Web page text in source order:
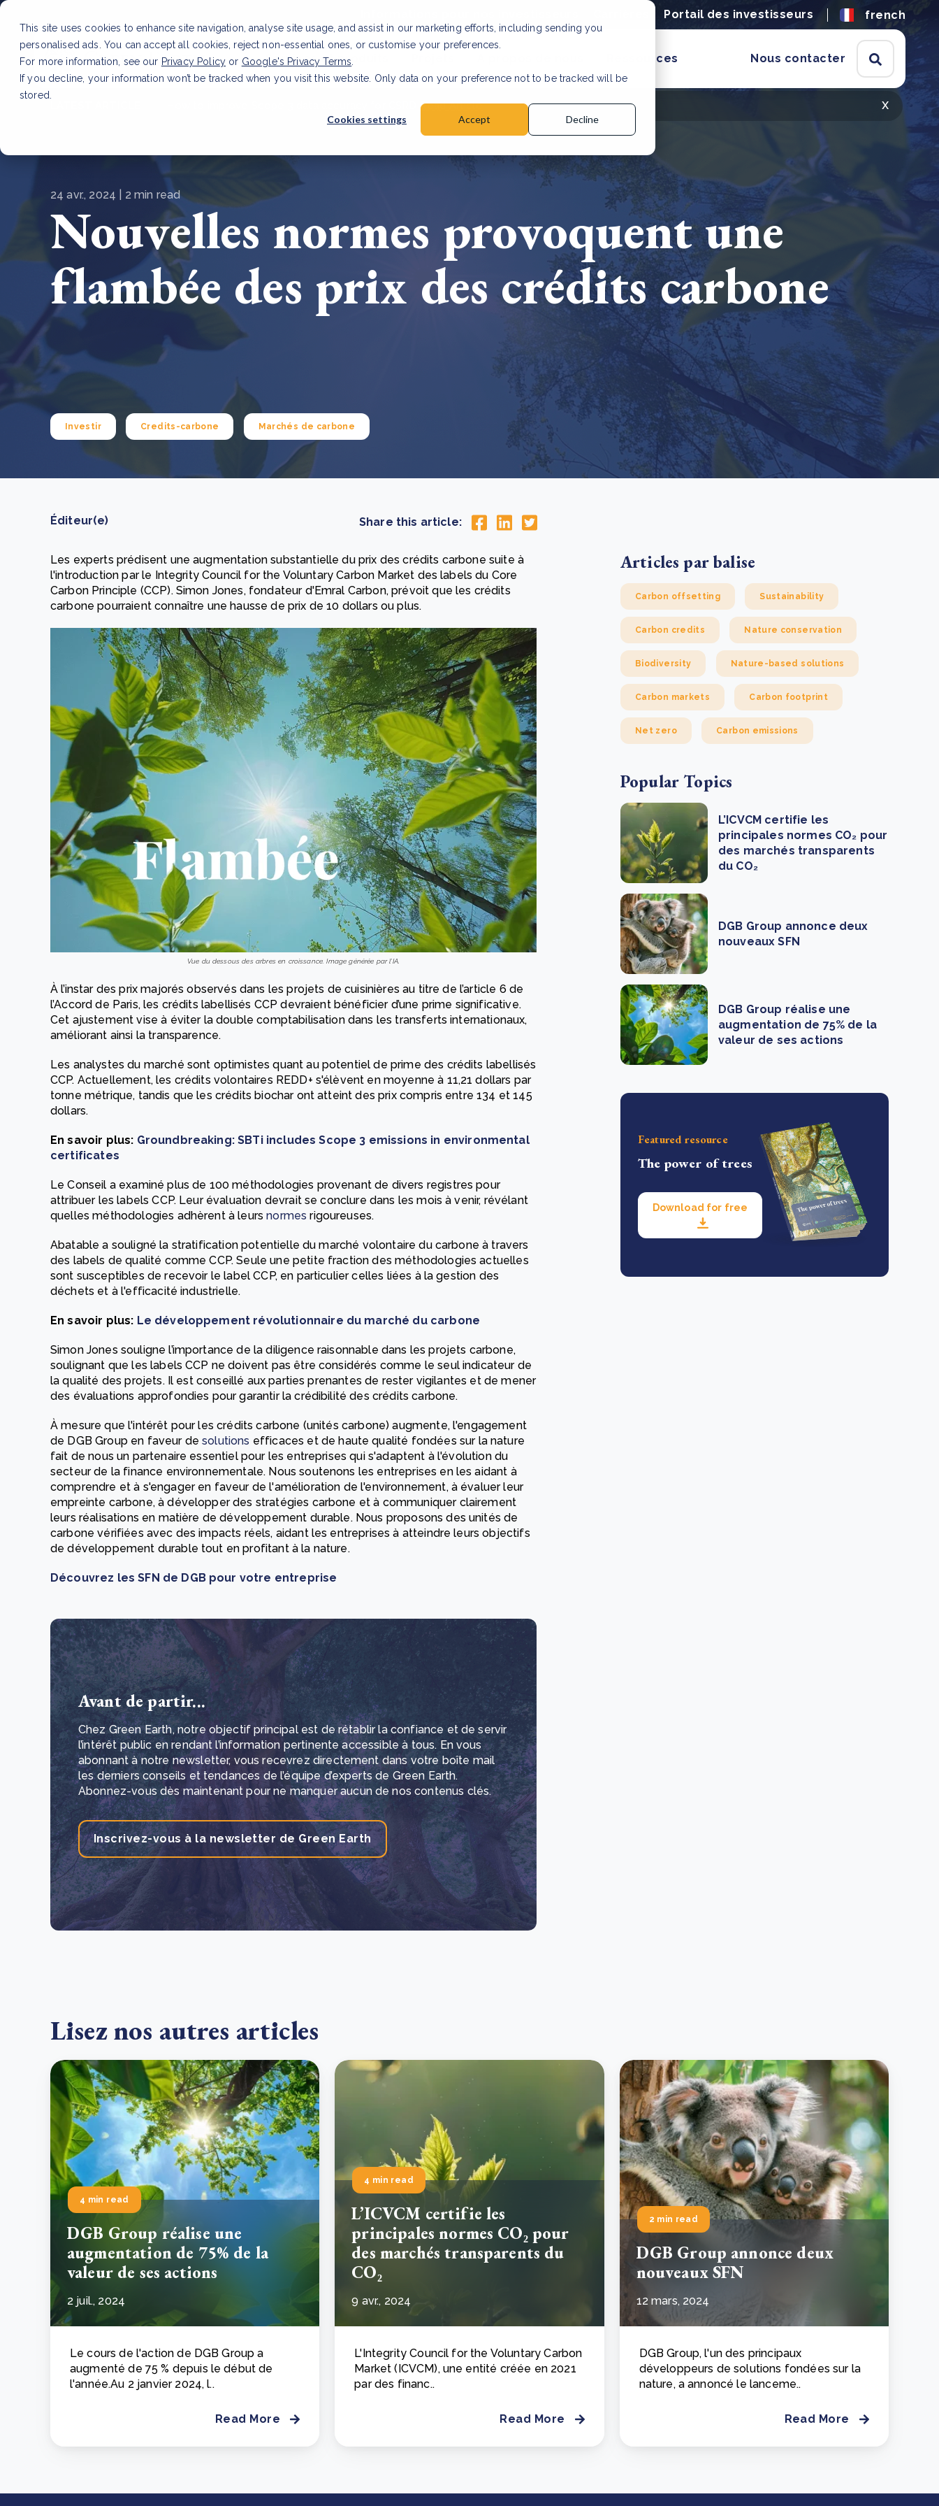
This site uses cookies to enhance site navigation, analyse site usage, and assist in our marketing efforts, including sending you
personalised ads. You can accept all cookies, reject non-essential ones, or customise your preferences.
For more information, see our Privacy Policy or Google's Privacy Terms
If you decline, your information won’t be tracked when you visit this website. Only data on your preference not to be tracked will be
stored.
Cookies settings Accept Decline
Portail des investisseurs french
Services et produits Ressources Nous contacter
How to improve Scope 3 data accuracy for CSRD
En savoir plus
The new SBTi Corporate Net-Zero Standard: what it
means for business
En savoir plus
x
Read Article
24 avr., 2024 | 2 min read
Nouvelles normes provoquent une
flambée des prix des crédits carbone
Investir Credits-carbone Marchés de carbone
Éditeur(e) Share this article:
Les experts prédisent une augmentation substantielle du prix des crédits carbone suite à
l'introduction par le Integrity Council for the Voluntary Carbon Market des labels du Core
Carbon Principle (CCP). Simon Jones, fondateur d'Emral Carbon, prévoit que les crédits
carbone pourraient connaître une hausse de prix de 10 dollars ou plus.
Vue du dessous des arbres en croissance. Image générée par l'IA.
À l’instar des prix majorés observés dans les projets de cuisinières au titre de l’article 6 de
l’Accord de Paris, les crédits labellisés CCP devraient bénéficier d’une prime significative.
Cet ajustement vise à éviter la double comptabilisation dans les transferts internationaux,
améliorant ainsi la transparence.
Les analystes du marché sont optimistes quant au potentiel de prime des crédits labellisés
CCP. Actuellement, les crédits volontaires REDD+ s'élèvent en moyenne à 11,21 dollars par
tonne métrique, tandis que les crédits biochar ont atteint des prix compris entre 134 et 145
dollars.
En savoir plus: Groundbreaking: SBTi includes Scope 3 emissions in environmental
certificates
Le Conseil a examiné plus de 100 méthodologies provenant de divers registres pour
attribuer les labels CCP. Leur évaluation devrait se conclure dans les mois à venir, révélant
quelles méthodologies adhèrent à leursnormes rigoureuses.
Abatable a souligné la stratification potentielle du marché volontaire du carbone à travers
des labels de qualité comme CCP. Seule une petite fraction des méthodologies actuelles
sont susceptibles de recevoir le label CCP, en particulier celles liées à la gestion des
déchets et à l'efficacité industrielle.
En savoir plus: Le développement révolutionnaire du marché du carbone
Simon Jones souligne l’importance de la diligence raisonnable dans les projets carbone,
soulignant que les labels CCP ne doivent pas être considérés comme le seul indicateur de
la qualité des projets. Il est conseillé aux parties prenantes de rester vigilantes et de mener
des évaluations approfondies pour garantir la crédibilité des crédits carbone.
À mesure que l'intérêt pour les crédits carbone (unités carbone) augmente, l'engagement
de DGB Group en faveur desolutions efficaces et de haute qualité fondées sur la nature
fait de nous un partenaire essentiel pour les entreprises qui s'adaptent à l'évolution du
secteur de la finance environnementale. Nous soutenons les entreprises en les aidant à
comprendre et à s'engager en faveur de l'amélioration de l'environnement, à évaluer leur
empreinte carbone, à développer des stratégies carbone et à communiquer clairement
leurs réalisations en matière de développement durable. Nous proposons des unités de
carbone vérifiées avec des impacts réels, aidant les entreprises à atteindre leurs objectifs
de développement durable tout en profitant à la nature.
Découvrez les SFN de DGB pour votre entreprise
Avant de partir...
Chez Green Earth, notre objectif principal est de rétablir la confiance et de servir
l’intérêt public en rendant l’information pertinente accessible à tous. En vous
abonnant à notre newsletter, vous recevrez directement dans votre boîte mail
les derniers conseils et tendances de l’équipe d’experts de Green Earth.
Abonnez-vous dès maintenant pour ne manquer aucun de nos contenus clés.
Inscrivez-vous à la newsletter de Green Earth
Articles par balise
Carbon offsetting Sustainability
Carbon credits Nature conservation
Biodiversity Nature-based solutions
Carbon markets Carbon footprint
Net zero Carbon emissions
Popular Topics
L’ICVCM certifie les
principales normes CO₂ pour
des marchés transparents
du CO₂
DGB Group annonce deux
nouveaux SFN
DGB Group réalise une
augmentation de 75% de la
valeur de ses actions
Featured resource
The power of trees
Download for free
Lisez nos autres articles
4 min read
DGB Group réalise une
augmentation de 75% de la
valeur de ses actions
2 juil., 2024
Le cours de l'action de DGB Group a
augmenté de 75 % depuis le début de
l'année.Au 2 janvier 2024, l..
Read More
4 min read
L’ICVCM certifie les
principales normes CO₂ pour
des marchés transparents du
CO₂
9 avr., 2024
L'Integrity Council for the Voluntary Carbon
Market (ICVCM), une entité créée en 2021
par des financ..
Read More
2 min read
DGB Group annonce deux
nouveaux SFN
12 mars, 2024
DGB Group, l'un des principaux
développeurs de solutions fondées sur la
nature, a annoncé le lanceme..
Read More